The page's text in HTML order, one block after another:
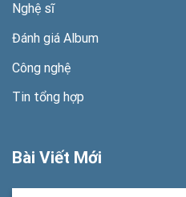
Nghệ sĩ
Đánh giá Album
Công nghệ
Tin tổng hợp
Bài Viết Mới